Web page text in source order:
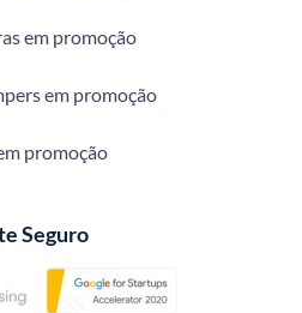
em promoção
em promoção
promoção
Seguro